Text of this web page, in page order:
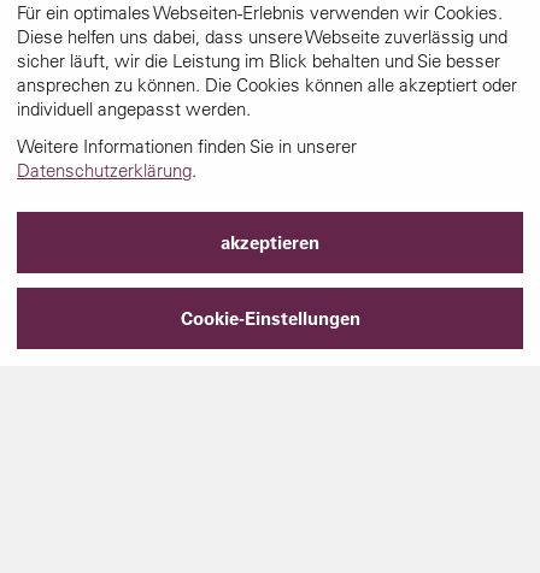
Für ein optimales Webseiten-Erlebnis verwenden wir Cookies.
Diese helfen uns dabei, dass unsere Webseite zuverlässig und
sicher läuft, wir die Leistung im Blick behalten und Sie besser
ansprechen zu können. Die Cookies können alle akzeptiert oder
individuell angepasst werden.
Weitere Informationen finden Sie in unserer
Datenschutzerklärung.
akzeptieren
Cookie-Einstellungen